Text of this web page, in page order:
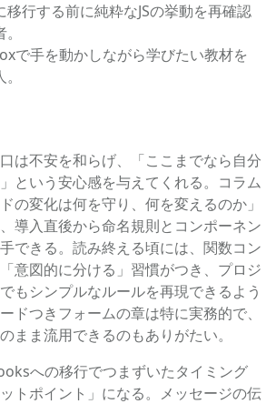
行する前に純粋なJSの挙動を再確認
で手を動かしながら学びたい教材を
は不安を和らげ、「ここまでなら自分
という安心感を与えてくれる。コラム
の変化は何を守り、何を変えるのか」
導入直後から命名規則とコンポーネン
できる。読み終える頃には、関数コン
意図的に分ける」習慣がつき、プロジ
もシンプルなルールを再現できるよう
ドつきフォームの章は特に実務的で、
まま流用できるのもありがたい。
への移行でつまずいたタイミング
トポイント」になる。メッセージの伝